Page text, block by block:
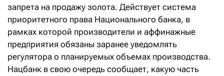
запрета на продажу золота. Действует система
приоритетного права Национального банка, в
рамках которой производители и аффинажные
предприятия обязаны заранее уведомлять
регулятора о планируемых объемах производства.
Нацбанк в свою очередь сообщает, какую часть